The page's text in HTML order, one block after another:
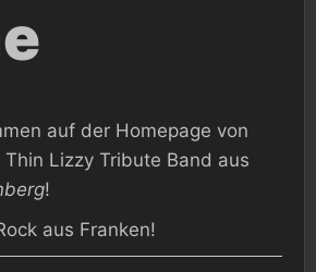
auf der Homepage von
Thin Lizzy Tribute Band aus
!
aus Franken!